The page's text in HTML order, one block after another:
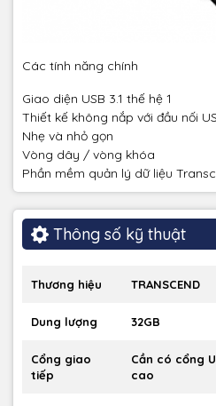
Các tính năng chính
Giao diện USB 3.1 thế hệ 1
Thiết kế không nắp với đầu nối
Nhẹ và nhỏ gọn
Vòng dây / vòng khóa
Phần mềm quản lý dữ liệu
Thông số kỹ thuật
Thương hiệu TRANSCEND
Dung lượng 32GB
Cổng giao
tiếp
Cần có cổng
cao